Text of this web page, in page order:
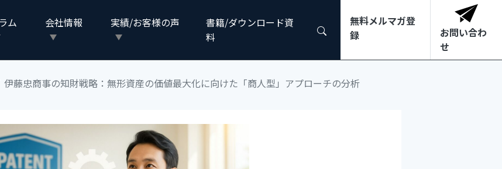
ム 会社情報 実績/お客様の声
書籍/ダウンロード資
料
無料メルマガ登
録
お問い合わ
せ
伊藤忠商事の知財戦略：無形資産の価値最大化に向けた「商人型」アプローチの分析